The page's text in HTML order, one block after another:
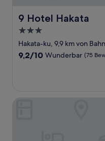
9 Hotel Hakata
9 Hotel Hakata
3.0-
Sterne-
Unterkunft
Hakata-ku, 9,9 km von
9.2
Bewertungen)
9,2/10 Wunderbar (75